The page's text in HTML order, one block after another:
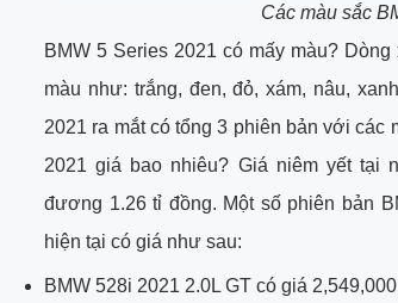
Các màu sắc
BMW 5 Series 2021 có mấy màu?
màu như: trắng, đen, đỏ, xám, nâu,
2021 ra mắt có tổng 3 phiên bản với các
2021 giá bao nhiêu? Giá niêm yết tại
đương 1.26 tỉ đồng. Một số phiên bản
hiện tại có giá như sau:
BMW 528i 2021 2.0L GT có giá